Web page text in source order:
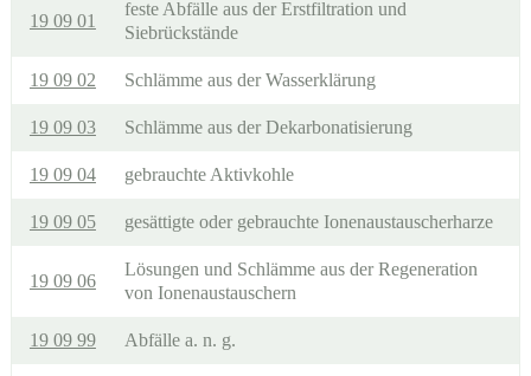
19 09 01
feste Abfälle aus der Erstfiltration und
Siebrückstände
19 09 02 Schlämme aus der Wasserklärung
19 09 03 Schlämme aus der Dekarbonatisierung
19 09 04 gebrauchte Aktivkohle
19 09 05 gesättigte oder gebrauchte Ionenaustauscherharze
19 09 06
Lösungen und Schlämme aus der Regeneration
von Ionenaustauschern
19 09 99 Abfälle a. n. g.